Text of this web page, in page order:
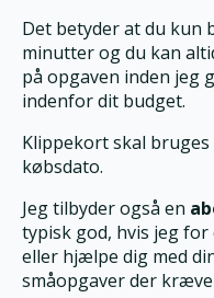
Det betyder at du kun
minutter og du kan
på opgaven inden jeg
indenfor dit budget.
Klippekort skal
købsdato.
Jeg tilbyder også en
typisk god, hvis jeg
eller hjælpe dig med
småopgaver der